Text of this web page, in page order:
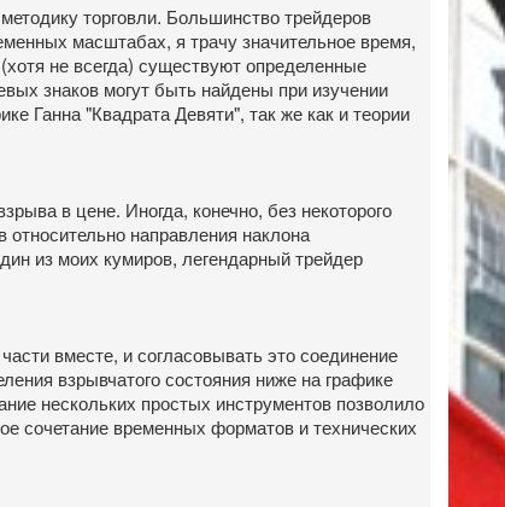
торговли. Большинство трейдеров
масштабах, я трачу значительное время,
не всегда) существуют определенные
знаков могут быть найдены при изучении
Ганна "Квадрата Девяти", так же как и теории
в цене. Иногда, конечно, без некоторого
направления наклона
из моих кумиров, легендарный трейдер
вместе, и согласовывать это соединение
взрывчатого состояния ниже на графике
нескольких простых инструментов позволило
сочетание временных форматов и технических